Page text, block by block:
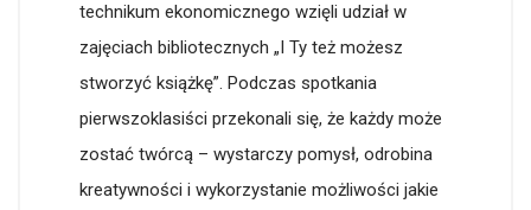
technikum ekonomicznego wzięli udział w
zajęciach bibliotecznych „I Ty też możesz
stworzyć książkę”. Podczas spotkania
pierwszoklasiści przekonali się, że każdy może
zostać twórcą – wystarczy pomysł, odrobina
kreatywności i wykorzystanie możliwości jakie